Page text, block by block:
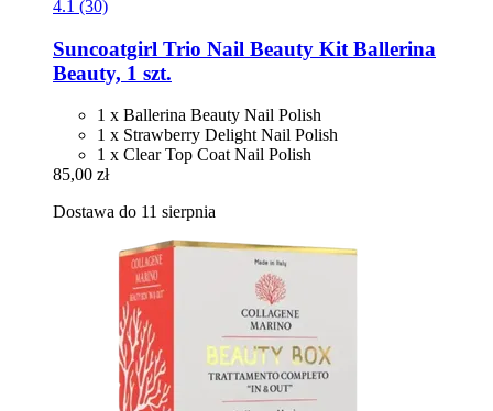
4.1 (30)
Suncoatgirl Trio Nail Beauty Kit Ballerina
Beauty, 1 szt.
1 x Ballerina Beauty Nail Polish
1 x Strawberry Delight Nail Polish
1 x Clear Top Coat Nail Polish
85,00 zł
Dostawa do 11 sierpnia